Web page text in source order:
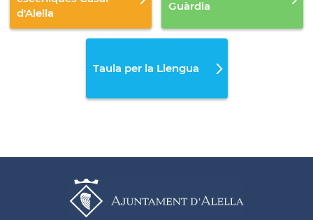
d'Alella
Guàrdia
Taula per la Llengua